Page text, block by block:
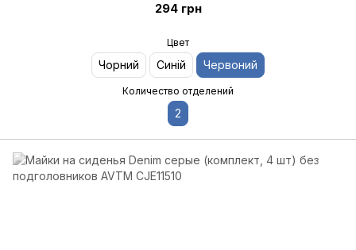
294 грн
Цвет
Чорний Синій Червоний
Количество отделений
2